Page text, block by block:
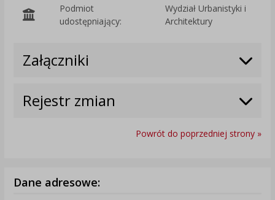
Podmiot
udostępniający:
Wydział Urbanistyki i
Architektury
Załączniki
Rejestr zmian
Powrót do poprzedniej strony »
Dane adresowe: